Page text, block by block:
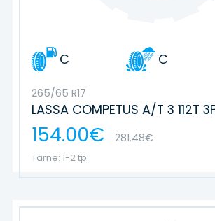
C C
265/65 R17
LASSA COMPETUS A/T 3 112T
154.00€ 281.48€
Tarne: 1-2 tp